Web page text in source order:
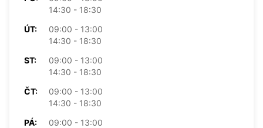
14:30 - 18:30
ÚT:
09:00 - 13:00
14:30 - 18:30
ST:
09:00 - 13:00
14:30 - 18:30
ČT:
09:00 - 13:00
14:30 - 18:30
PÁ:
09:00 - 13:00